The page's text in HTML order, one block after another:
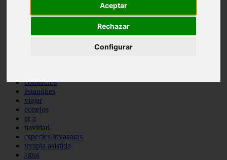
Aceptar
Rechazar
Configurar
abandono
ferias
comercios
estanques
viajar
conejos
cr a
navidad
especies invasoras
terapia asistida
agua